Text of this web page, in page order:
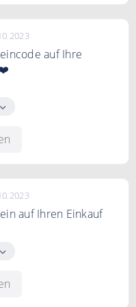
auf Ihre
auf Ihren Einkauf